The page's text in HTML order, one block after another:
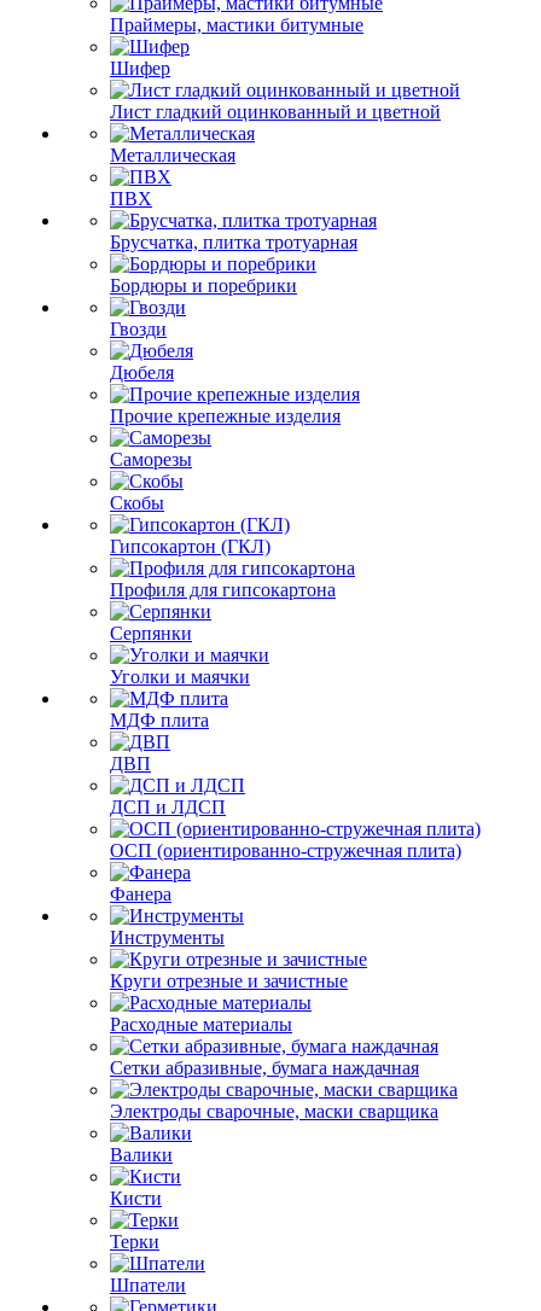
Праймеры, мастики битумные
Шифер
Лист гладкий оцинкованный и цветной
Металлическая
ПВХ
Брусчатка, плитка тротуарная
Бордюры и поребрики
Гвозди
Дюбеля
Прочие крепежные изделия
Саморезы
Скобы
Гипсокартон (ГКЛ)
Профиля для гипсокартона
Серпянки
Уголки и маячки
МДФ плита
ДВП
ДСП и ЛДСП
ОСП (ориентированно-стружечная плита)
Фанера
Инструменты
Круги отрезные и зачистные
Расходные материалы
Сетки абразивные, бумага наждачная
Электроды сварочные, маски сварщика
Валики
Кисти
Терки
Шпатели